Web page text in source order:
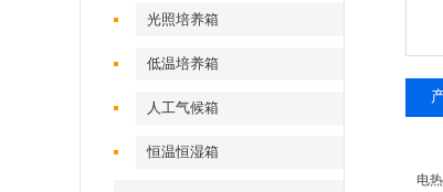
光照培养箱
低温培养箱
人工气候箱
恒温恒湿箱
电